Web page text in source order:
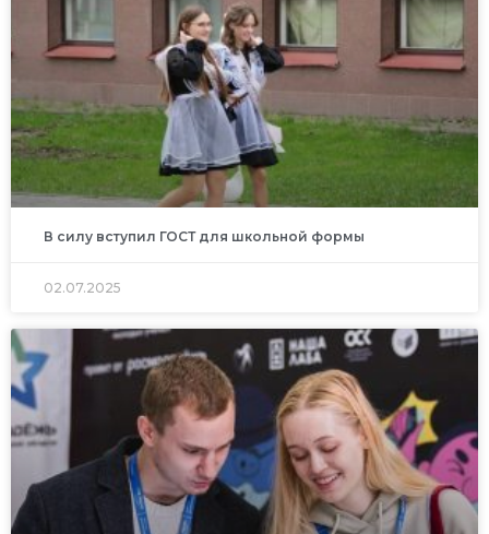
В силу вступил ГОСТ для школьной формы
02.07.2025